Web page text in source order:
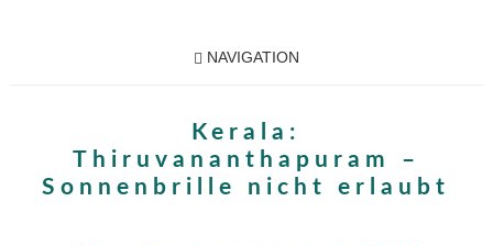
NAVIGATION
Kerala:
Thiruvananthapuram –
Sonnenbrille nicht erlaubt